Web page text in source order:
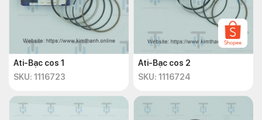
Ati-Bạc cos 1
SKU: 1116723
Ati-Bạc cos 2
SKU: 1116724